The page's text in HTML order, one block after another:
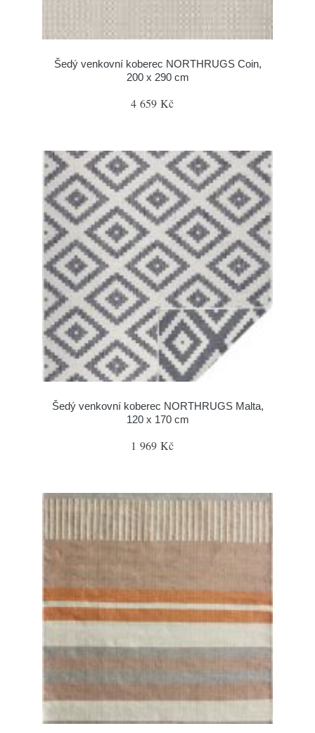
Šedý venkovní koberec NORTHRUGS Coin,
200 x 290 cm
4 659 Kč
Šedý venkovní koberec NORTHRUGS Malta,
120 x 170 cm
1 969 Kč